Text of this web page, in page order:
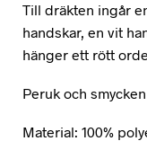
Till dräkten ingår
handskar, en vit
hänger ett rött
Peruk och
Material: 100%